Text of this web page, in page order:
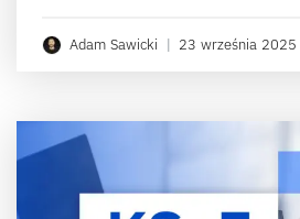
Adam Sawicki | 23 września 2025